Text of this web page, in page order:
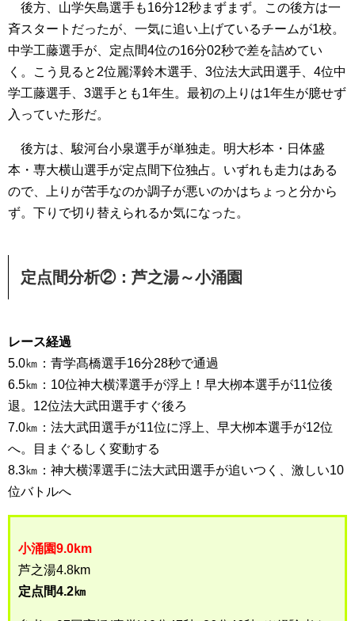
後方、山学矢島選手も16分12秒まずまず。この後方は一
斉スタートだったが、一気に追い上げているチームが1校。
中学工藤選手が、定点間4位の16分02秒で差を詰めてい
く。こう見ると2位麗澤鈴木選手、3位法大武田選手、4位中
学工藤選手、3選手とも1年生。最初の上りは1年生が臆せず
入っていた形だ。
後方は、駿河台小泉選手が単独走。明大杉本・日体盛
本・専大横山選手が定点間下位独占。いずれも走力はある
ので、上りが苦手なのか調子が悪いのかはちょっと分から
ず。下りで切り替えられるか気になった。
定点間分析②：芦之湯～小涌園
レース経過
5.0㎞：青学髙橋選手16分28秒で通過
6.5㎞：10位神大横澤選手が浮上！早大栁本選手が11位後
退。12位法大武田選手すぐ後ろ
7.0㎞：法大武田選手が11位に浮上、早大栁本選手が12位
へ。目まぐるしく変動する
8.3㎞：神大横澤選手に法大武田選手が追いつく、激しい10
位バトルへ
小涌園9.0km
芦之湯4.8km
定点間4.2㎞